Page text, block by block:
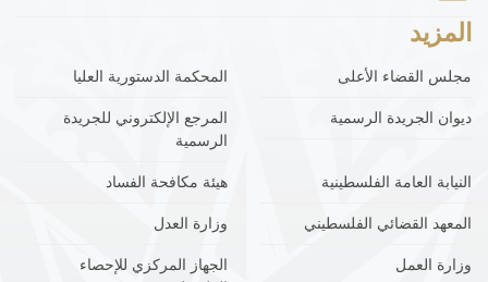
المزيد
مجلس القضاء الأعلى المحكمة الدستورية العليا
ديوان الجريدة الرسمية
المرجع الإلكتروني للجريدة
الرسمية
النيابة العامة الفلسطينية هيئة مكافحة الفساد
المعهد القضائي الفلسطيني وزارة العدل
وزارة العمل
الجهاز المركزي للإحصاء